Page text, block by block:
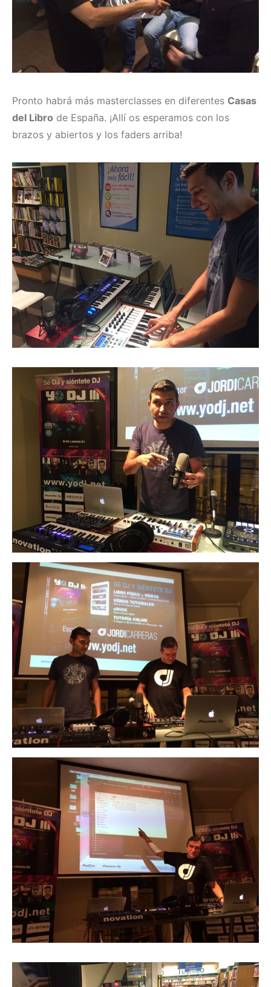
Pronto habrá más masterclasses en diferentes Casas
del Libro de España. ¡Allí os esperamos con los
brazos y abiertos y los faders arriba!